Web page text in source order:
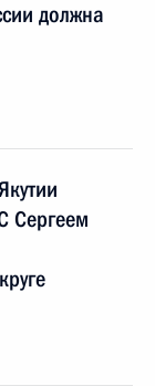
должна
Сергеем